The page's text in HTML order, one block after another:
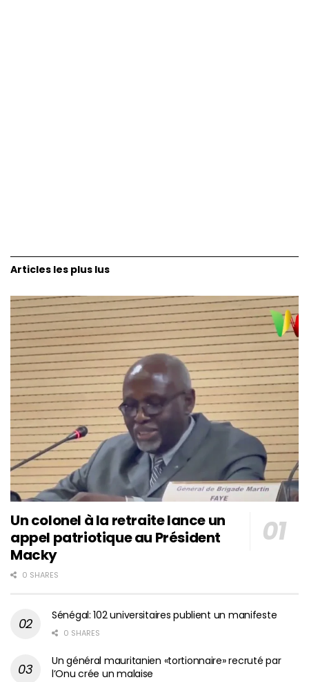
Articles les plus lus
Un colonel à la retraite lance un
appel patriotique au Président
Macky
0 SHARES
Sénégal: 102 universitaires publient un manifeste
0 SHARES
Un général mauritanien «tortionnaire» recruté par
l’Onu crée un malaise